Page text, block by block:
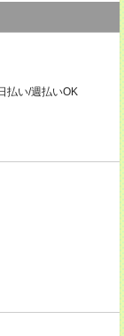
い/週払いOK